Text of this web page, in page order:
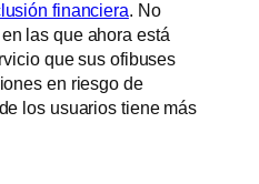
financiera. No
las que ahora está
que sus ofibuses
en riesgo de
los usuarios tiene más